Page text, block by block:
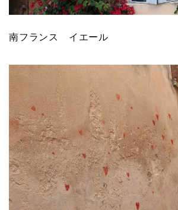
南フランス イエール